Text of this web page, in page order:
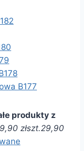
B177
produkty z
złszt.29,90